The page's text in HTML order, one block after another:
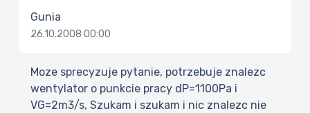
Gunia
26.10.2008 00:00
Moze sprecyzuje pytanie, potrzebuje znalezc
wentylator o punkcie pracy dP=1100Pa i
VG=2m3/s, Szukam i szukam i nic znalezc nie